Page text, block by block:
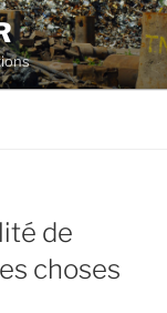
de
choses